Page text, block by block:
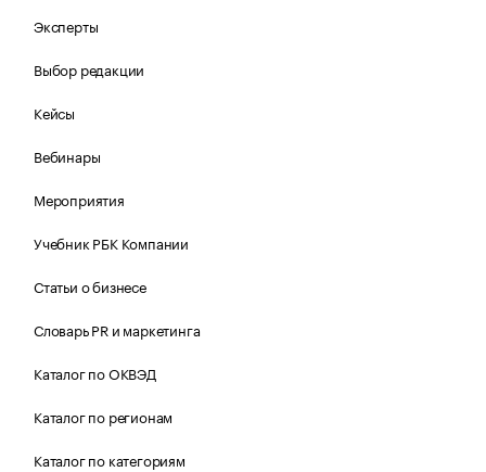
Эксперты
Выбор редакции
Кейсы
Вебинары
Мероприятия
Учебник РБК Компании
Статьи о бизнесе
Словарь PR и маркетинга
Каталог по ОКВЭД
Каталог по регионам
Каталог по категориям